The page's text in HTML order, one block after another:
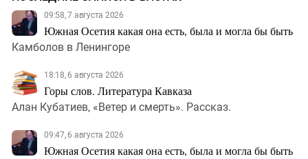
09:58, 7 августа 2026
Южная Осетия какая она есть, была и могла бы быть
Камболов в Ленингоре
18:18, 6 августа 2026
Горы слов. Литература Кавказа
Алан Кубатиев, «Ветер и смерть». Рассказ.
09:47, 6 августа 2026
Южная Осетия какая она есть, была и могла бы быть